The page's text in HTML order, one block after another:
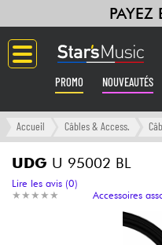
PROMO NOUVEAUTÉS
Langue
Guitares & Basses
Amplis & Effets
Accueil Câbles & Access.
UDG U 95002 BL
★ ★ ★ ★ ★
★ ★ ★ ★ ★
Lire les avis (0)
Accessoires